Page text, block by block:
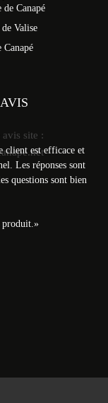
de Canapé
de Valise
Canapé
client est efficace et
Les réponses sont
questions sont bien
»